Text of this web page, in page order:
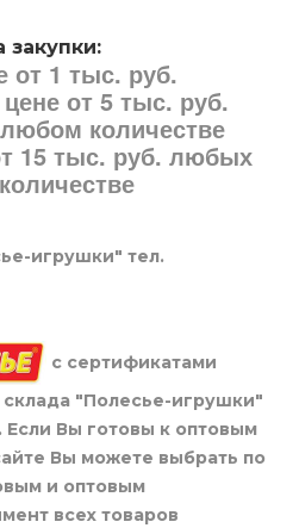
от 1 тыс. руб.
от 5 тыс. руб.
количестве
15 тыс. руб. любых
игрушки" тел.
с сертификатами
склада "Полесье-игрушки"
Вы готовы к оптовым
Вы можете выбрать по
и оптовым
всех товаров